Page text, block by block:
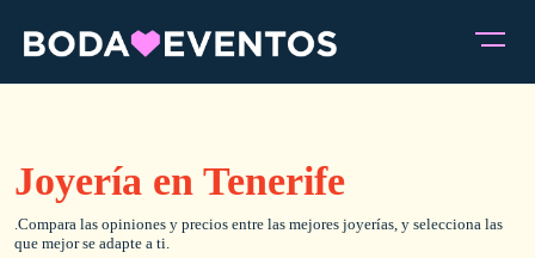
Joyería en Tenerife
.Compara las opiniones y precios entre las mejores joyerías, y selecciona las
que mejor se adapte a ti.